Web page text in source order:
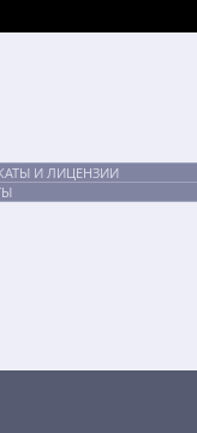
И ЛИЦЕНЗИИ